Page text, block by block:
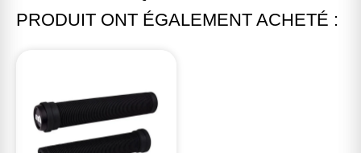
PRODUIT ONT ÉGALEMENT ACHETÉ :